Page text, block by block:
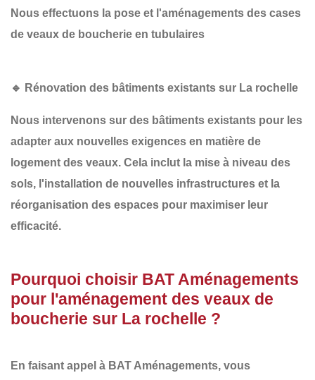
Nous effectuons la pose et l'aménagements des cases
de veaux de boucherie en tubulaires
🔹 Rénovation des bâtiments existants sur La rochelle
Nous intervenons sur des bâtiments existants pour les
adapter aux nouvelles exigences en matière de
logement des veaux. Cela inclut la mise à niveau des
sols, l'installation de nouvelles infrastructures et la
réorganisation des espaces pour maximiser leur
efficacité.
Pourquoi choisir BAT Aménagements
pour l'aménagement des veaux de
boucherie sur La rochelle ?
En faisant appel à BAT Aménagements, vous